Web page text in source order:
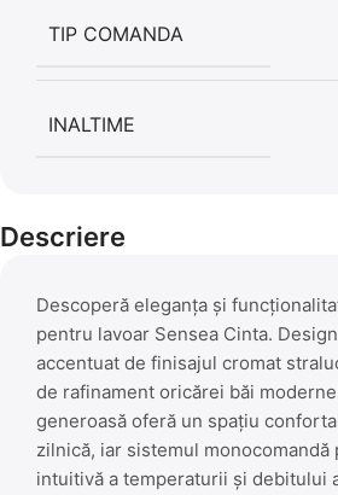
TIP COMANDA
INALTIME
Descriere
Descoperă eleganța și
pentru lavoar Sensea Cinta.
accentuat de finisajul cromat
de rafinament oricărei băi
generoasă oferă un spațiu
zilnică, iar sistemul
intuitivă a temperaturii și debitului